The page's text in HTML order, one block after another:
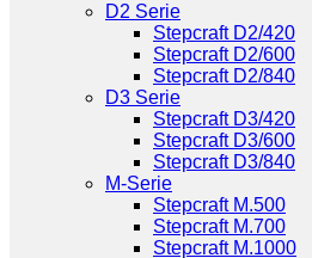
D2 Serie
Stepcraft D2/420
Stepcraft D2/600
Stepcraft D2/840
D3 Serie
Stepcraft D3/420
Stepcraft D3/600
Stepcraft D3/840
M-Serie
Stepcraft M.500
Stepcraft M.700
Stepcraft M.1000